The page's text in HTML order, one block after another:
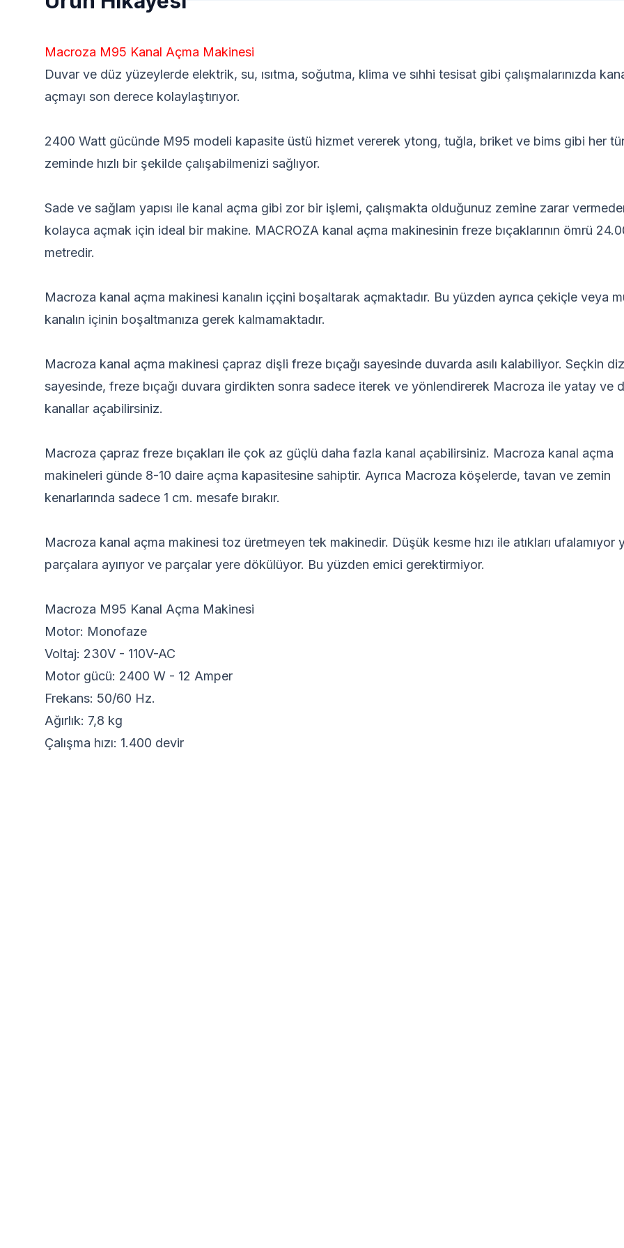
Macroza M95 Kanal Açma Makinesi
Duvar ve düz yüzeylerde elektrik, su, ısıtma, soğutma, klima ve sıhhi tesisat gibi çalışmalarınızda
açmayı son derece kolaylaştırıyor.
2400 Watt gücünde M95 modeli kapasite üstü hizmet vererek ytong, tuğla, briket ve bims gibi her
zeminde hızlı bir şekilde çalışabilmenizi sağlıyor.
Sade ve sağlam yapısı ile kanal açma gibi zor bir işlemi, çalışmakta olduğunuz zemine zarar
kolayca açmak için ideal bir makine. MACROZA kanal açma makinesinin freze bıçaklarının ömrü
metredir.
Macroza kanal açma makinesi kanalın iççini boşaltarak açmaktadır. Bu yüzden ayrıca çekiçle veya
kanalın içinin boşaltmanıza gerek kalmamaktadır.
Macroza kanal açma makinesi çapraz dişli freze bıçağı sayesinde duvarda asılı kalabiliyor. Seçkin
sayesinde, freze bıçağı duvara girdikten sonra sadece iterek ve yönlendirerek Macroza ile yatay ve
kanallar açabilirsiniz.
Macroza çapraz freze bıçakları ile çok az güçlü daha fazla kanal açabilirsiniz. Macroza kanal açma
makineleri günde 8-10 daire açma kapasitesine sahiptir. Ayrıca Macroza köşelerde, tavan ve zemin
kenarlarında sadece 1 cm. mesafe bırakır.
Macroza kanal açma makinesi toz üretmeyen tek makinedir. Düşük kesme hızı ile atıkları ufalamıyor
parçalara ayırıyor ve parçalar yere dökülüyor. Bu yüzden emici gerektirmiyor.
Macroza M95 Kanal Açma Makinesi
Motor: Monofaze
Voltaj: 230V - 110V-AC
Motor gücü: 2400 W - 12 Amper
Frekans: 50/60 Hz.
Ağırlık: 7,8 kg
Çalışma hızı: 1.400 devir